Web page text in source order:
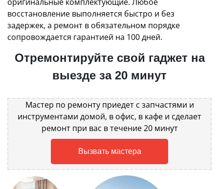
восстановление выполняется быстро и без
задержек, а ремонт в обязательном порядке
сопровождается гарантией на 100 дней.
Отремонтируйте свой гаджет на
выезде за 20 минут
Мастер по ремонту приедет с запчастями и
инструментами домой, в офис, в кафе и сделает
ремонт при вас в течение 20 минут
Вызвать мастера